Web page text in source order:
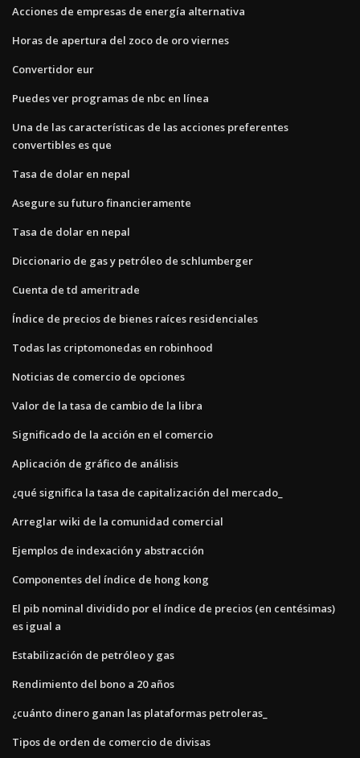
Acciones de empresas de energía alternativa
Horas de apertura del zoco de oro viernes
Convertidor eur
Puedes ver programas de nbc en línea
Una de las características de las acciones preferentes
convertibles es que
Tasa de dolar en nepal
Asegure su futuro financieramente
Tasa de dolar en nepal
Diccionario de gas y petróleo de schlumberger
Cuenta de td ameritrade
Índice de precios de bienes raíces residenciales
Todas las criptomonedas en robinhood
Noticias de comercio de opciones
Valor de la tasa de cambio de la libra
Significado de la acción en el comercio
Aplicación de gráfico de análisis
¿qué significa la tasa de capitalización del mercado_
Arreglar wiki de la comunidad comercial
Ejemplos de indexación y abstracción
Componentes del índice de hong kong
El pib nominal dividido por el índice de precios (en centésimas)
es igual a
Estabilización de petróleo y gas
Rendimiento del bono a 20 años
¿cuánto dinero ganan las plataformas petroleras_
Tipos de orden de comercio de divisas